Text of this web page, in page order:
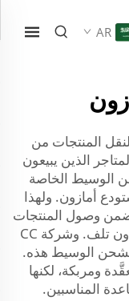
AR
المنتجات من
الذين يبيعون
الوسيط الخاصة
أمازون. ولهذا
يضمن وصول المنتجات
في الوقت المحدَّد وبأفضل حالة ممكنة دون تلف. وشركة CC
الوسيط هذه.
ومربكة، لكنها
المناسبين.